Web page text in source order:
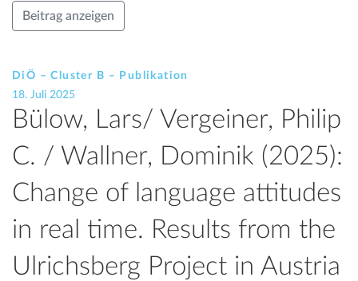
Beitrag anzeigen
DiÖ – Cluster B – Publikation
18. Juli 2025
Bülow, Lars/ Vergeiner, Philip
C. / Wallner, Dominik (2025):
Change of language attitudes
in real time. Results from the
Ulrichsberg Project in Austria